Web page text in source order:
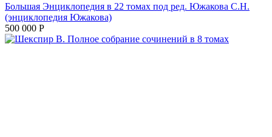
Большая Энциклопедия в 22 томах под ред. Южакова С.Н.
(энциклопедия Южакова)
500 000 Р